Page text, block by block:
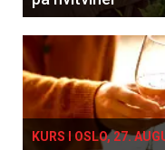
KURS I OSLO, 27.